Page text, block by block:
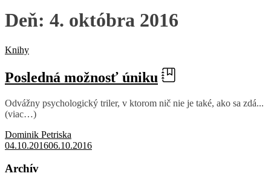
Deň: 4. októbra 2016
Knihy
Posledná možnosť úniku
Odvážny psychologický triler, v ktorom nič nie je také, ako sa zdá...
(viac…)
Dominik Petriska
04.10.201606.10.2016
Archív